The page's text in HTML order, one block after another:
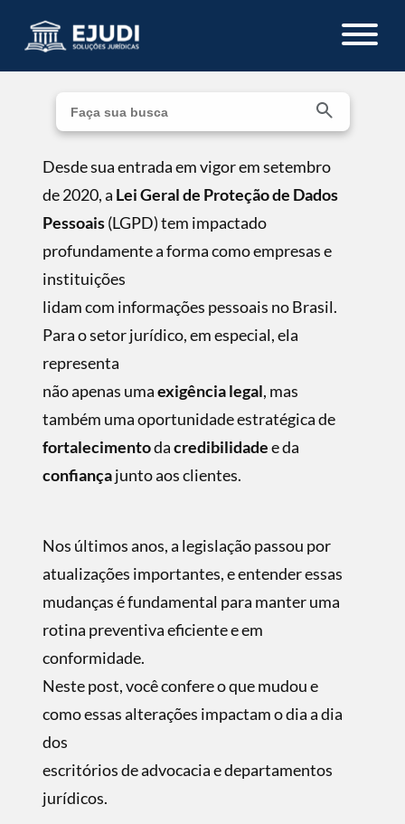
Desde sua entrada em vigor em setembro
de 2020, a Lei Geral de Proteção de Dados
Pessoais(LGPD) tem impactado
profundamente a forma como empresas e
instituições
lidam com informações pessoais no Brasil.
Para o setor jurídico, em especial, ela
representa
não apenas umaexigência legal, mas
também uma oportunidade estratégica de
fortalecimentodacredibilidadee da
confiançajunto aos clientes.
Nos últimos anos, a legislação passou por
atualizações importantes, e entender essas
mudanças é fundamental para manter uma
rotina preventiva eficiente e em
conformidade.
Neste post, você confere o que mudou e
como essas alterações impactam o dia a dia
dos
escritórios de advocacia e departamentos
jurídicos.